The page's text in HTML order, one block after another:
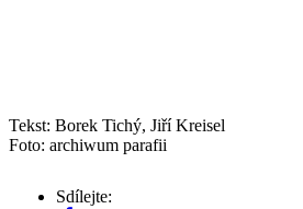
Tekst: Borek Tichý, Jiří Kreisel
Foto: archiwum parafii
Sdílejte: